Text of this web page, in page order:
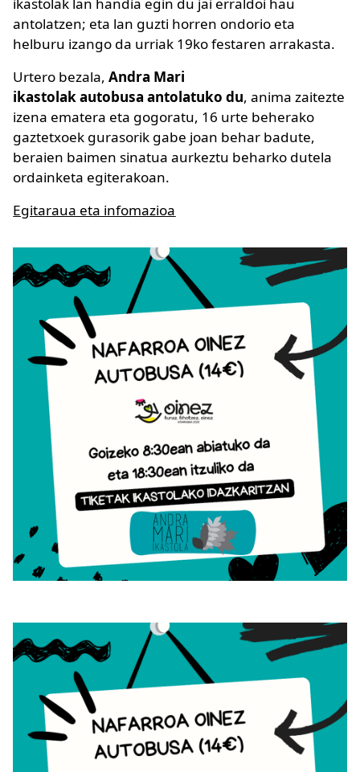
antolatzen; eta lan guzti horren ondorio eta
helburu izango da urriak 19ko festaren arrakasta.
Urtero bezala, Andra Mari
ikastolak autobusa antolatuko du, anima zaitezte
izena ematera eta gogoratu, 16 urte beherako
gaztetxoek gurasorik gabe joan behar badute,
beraien baimen sinatua aurkeztu beharko dutela
ordainketa egiterakoan.
Egitaraua eta infomazioa